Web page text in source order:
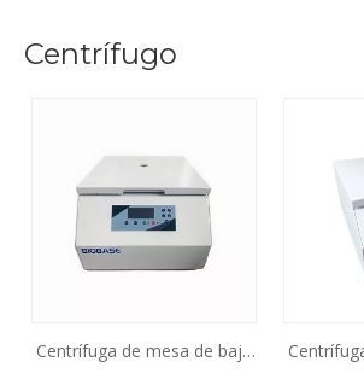
Centrífugo
Centrífuga de mesa de baja